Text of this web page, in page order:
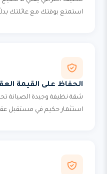
استمتع بوقتك مع عائلتك
الحفاظ على القيمة
شقة نظيفة وجيدة الصيانة
استثمار حكيم في مستقبل